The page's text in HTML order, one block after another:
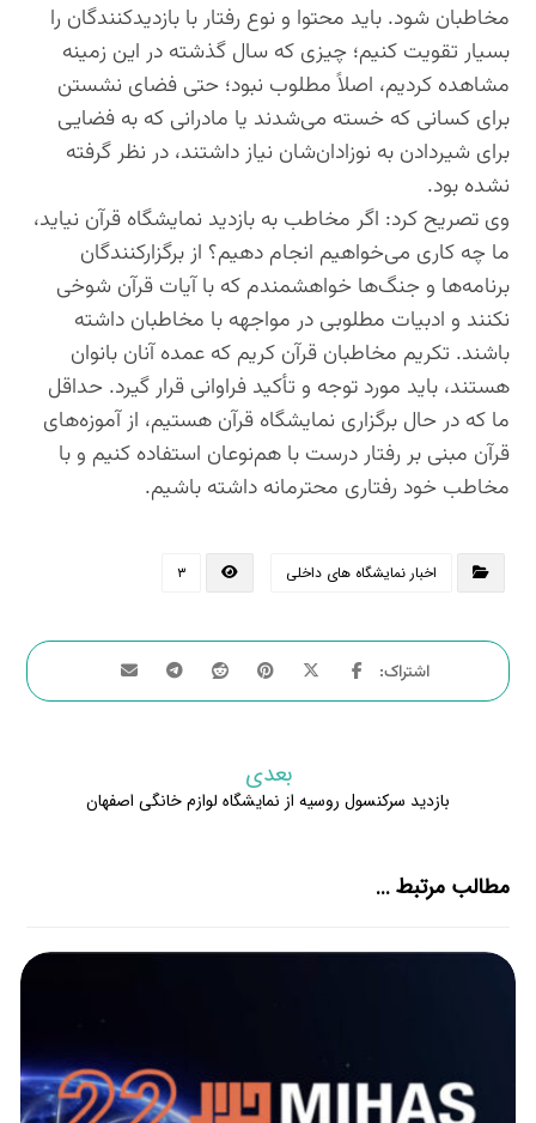
مخاطبان شود. باید محتوا و نوع رفتار با بازدیدکنندگان را
بسیار تقویت کنیم؛ چیزی که سال گذشته در این زمینه
مشاهده کردیم، اصلاً مطلوب نبود؛ حتی فضای نشستن
برای کسانی که خسته می‌شدند یا مادرانی که به فضایی
برای شیردادن به نوزادان‌شان نیاز داشتند، در نظر گرفته
نشده بود.
وی تصریح کرد: اگر مخاطب به بازدید نمایشگاه قرآن نیاید،
ما چه کاری می‌خواهیم انجام دهیم؟ از برگزارکنندگان
برنامه‌ها و جنگ‌ها خواهشمندم که با آیات قرآن شوخی
نکنند و ادبیات مطلوبی در مواجهه با مخاطبان داشته
باشند. تکریم مخاطبان قرآن کریم که عمده آنان بانوان
هستند، باید مورد توجه و تأکید فراوانی قرار گیرد. حداقل
ما که در حال برگزاری نمایشگاه قرآن هستیم، از آموزه‌های
قرآن مبنی بر رفتار درست با هم‌نوعان استفاده کنیم و با
مخاطب خود رفتاری محترمانه داشته باشیم.
اخبار نمایشگاه های داخلی ۳
بعدی
بازدید سرکنسول روسیه از نمایشگاه لوازم خانگی اصفهان
مطالب مرتبط ...